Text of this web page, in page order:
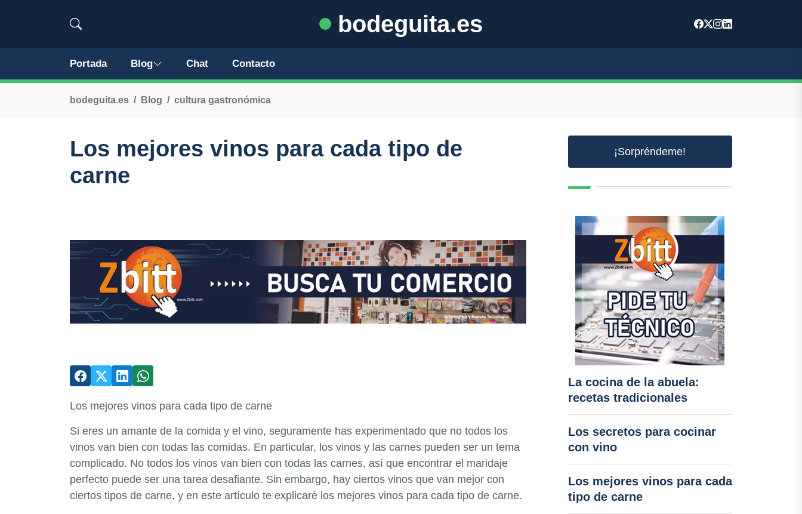
bodeguita.es
Portada Blog Chat Contacto
bodeguita.es Blog cultura gastronómica
Los mejores vinos para cada tipo de
carne
Los mejores vinos para cada tipo de carne
Si eres un amante de la comida y el vino, seguramente has experimentado que no todos los
vinos van bien con todas las comidas. En particular, los vinos y las carnes pueden ser un tema
complicado. No todos los vinos van bien con todas las carnes, así que encontrar el maridaje
perfecto puede ser una tarea desafiante. Sin embargo, hay ciertos vinos que van mejor con
ciertos tipos de carne, y en este artículo te explicaré los mejores vinos para cada tipo de carne.
¡Sorpréndeme!
La cocina de la abuela:
recetas tradicionales
Los secretos para cocinar
con vino
Los mejores vinos para cada
tipo de carne